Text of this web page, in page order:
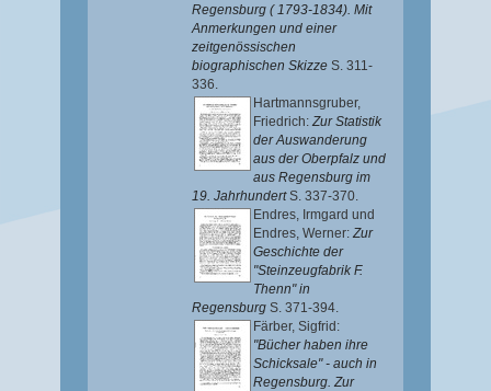
Regensburg ( 1793-1834). Mit
Anmerkungen und einer
zeitgenössischen
biographischen Skizze S. 311-
336.
Hartmannsgruber,
Friedrich:Zur Statistik
der Auswanderung
aus der Oberpfalz und
aus Regensburg im
19. JahrhundertS. 337-370.
Endres, Irmgard und
Endres, Werner:Zur
Geschichte der
"Steinzeugfabrik F.
Thenn" in
Regensburg S. 371-394.
Färber, Sigfrid :
"Bücher haben ihre
Schicksale" - auch in
Regensburg. Zur